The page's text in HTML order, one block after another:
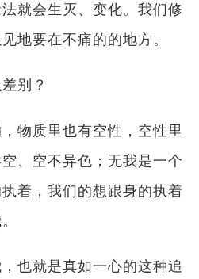
就会生灭、变化。我们修
地要在不痛的的地方。
别？
物质里也有空性，空性里
、空不异色；无我是一个
着，我们的想跟身的执着
也就是真如一心的这种追